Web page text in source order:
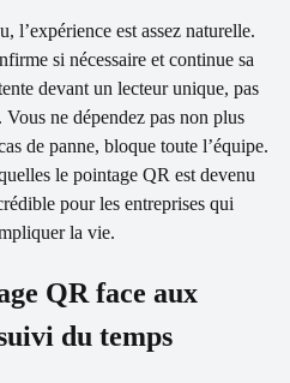
l’expérience est assez naturelle.
si nécessaire et continue sa
devant un lecteur unique, pas
ne dépendez pas non plus
de panne, bloque toute l’équipe.
le pointage QR est devenu
pour les entreprises qui
la vie.
QR face aux
du temps